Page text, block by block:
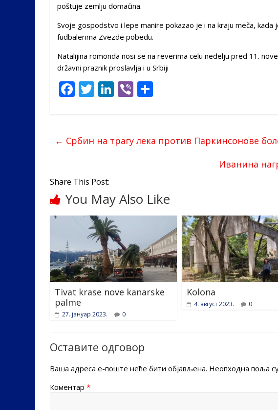
poštuje zemlju domaćina.
Svoje gospodstvo i lepe manire pokazao je i na kraju meča,
fudbalerima Zvezde pobedu.
Natalijina romonda nosi se na reverima celu nedelju pred 11.
državni praznik proslavlja i u Srbiji
F
ac
b
o
k
T
w
er
Li
n
e
dI
Vi
b
e
← Србин на трагу лека против Паркинсонове
Иванина
Share This Post:
You May Also Like
Tivat krase nove kanarske
palme
27. јануар 2023. 0
Kolona
4. август 2023. 0
Оставите одговор
Ваша адреса е-поште неће бити објављена. Неопходна поља
Коментар *